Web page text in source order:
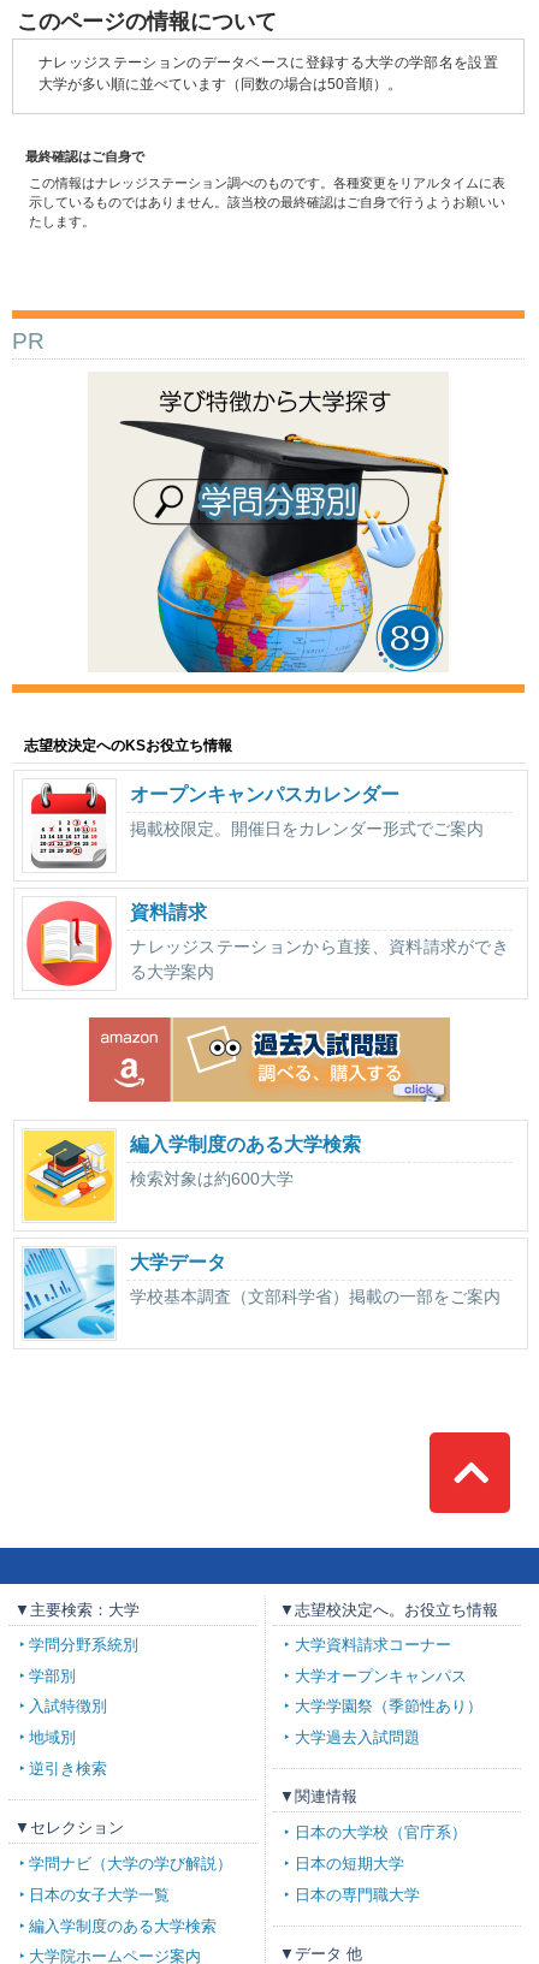
このページの情報について
ナレッジステーションのデータベースに登録する大学の学部名を設置
大学が多い順に並べています（同数の場合は50音順）。
最終確認はご自身で
この情報はナレッジステーション調べのものです。各種変更をリアルタイムに表
示しているものではありません。該当校の最終確認はご自身で行うようお願いい
たします。
PR
志望校決定へのKSお役立ち情報
オープンキャンパスカレンダー
掲載校限定。開催日をカレンダー形式でご案内
資料請求
ナレッジステーションから直接、資料請求ができ
る大学案内
編入学制度のある大学検索
検索対象は約600大学
大学データ
学校基本調査（文部科学省）掲載の一部をご案内
Top
▼主要検索：大学
学問分野系統別
学部別
入試特徴別
地域別
逆引き検索
▼セレクション
学問ナビ（大学の学び解説）
日本の女子大学一覧
編入学制度のある大学検索
大学院ホームページ案内
▼志望校決定へ。お役立ち情報
大学資料請求コーナー
大学オープンキャンパス
大学学園祭（季節性あり）
大学過去入試問題
▼関連情報
日本の大学校（官庁系）
日本の短期大学
日本の専門職大学
▼データ 他